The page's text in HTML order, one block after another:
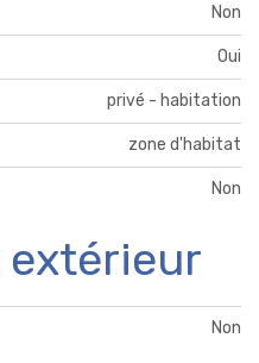
Non
Oui
privé - habitation
zone d'habitat
Non
extérieur
Non